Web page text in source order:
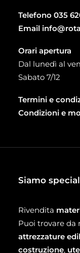
Telefono 035
Email
Orari apertura
Dal lunedì al
Sabato 7/12
Termini e
Condizioni e
Siamo
Rivendita
Puoi trovare da
attrezzature
costruzione,